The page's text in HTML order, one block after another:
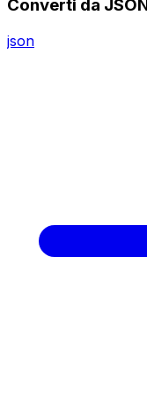
Converti da JSON
json